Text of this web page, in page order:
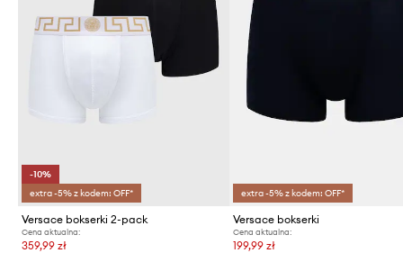
-10%
extra -5% z kodem: OFF*
Versace bokserki 2-pack
Cena aktualna:
359,99 zł
extra -5% z kodem: OFF*
Versace bokserki
Cena aktualna:
199,99 zł